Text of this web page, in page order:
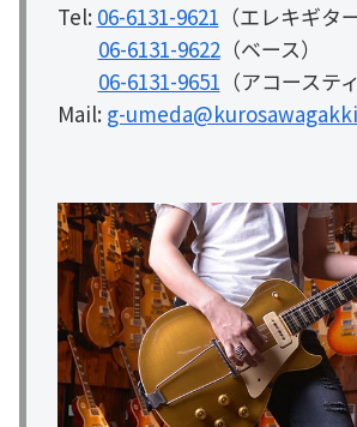
Tel: 06-6131-9621 （エレキギタ
06-6131-9622（ベース）
06-6131-9651 （アコーステ
Mail: g-